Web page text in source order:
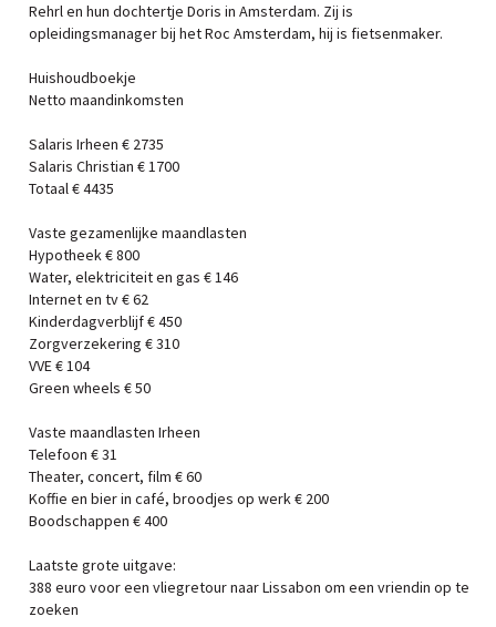
Rehrl en hun dochtertje Doris in Amsterdam. Zij is
opleidingsmanager bij het Roc Amsterdam, hij is fietsenmaker.
Huishoudboekje
Netto maandinkomsten
Salaris Irheen € 2735
Salaris Christian € 1700
Totaal € 4435
Vaste gezamenlijke maandlasten
Hypotheek € 800
Water, elektriciteit en gas € 146
Internet en tv € 62
Kinderdagverblijf € 450
Zorgverzekering € 310
VVE € 104
Green wheels € 50
Vaste maandlasten Irheen
Telefoon € 31
Theater, concert, film € 60
Koffie en bier in café, broodjes op werk € 200
Boodschappen € 400
Laatste grote uitgave:
388 euro voor een vliegretour naar Lissabon om een vriendin op te
zoeken